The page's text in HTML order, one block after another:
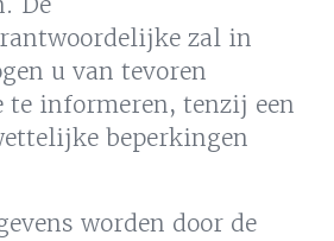
zal in
u van tevoren
te informeren, tenzij een
beperkingen
worden door de